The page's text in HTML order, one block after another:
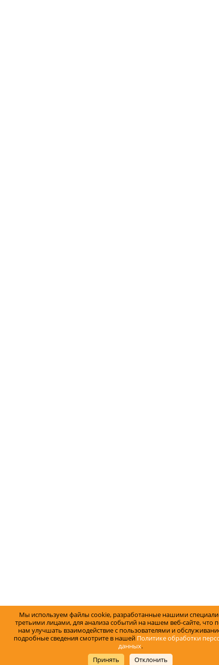
Мы используем файлы cookie, разработанные нашими
третьими лицами, для анализа событий на нашем веб-сайте, что
нам улучшать взаимодействие с пользователями и
подробные сведения смотрите в нашей Политике обработки
данных.
Принять
Отклонить